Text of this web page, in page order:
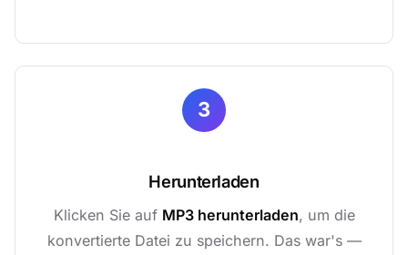
3
Herunterladen
Klicken Sie auf MP3 herunterladen, um die
konvertierte Datei zu speichern. Das war's —